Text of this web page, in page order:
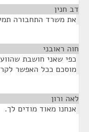
דב חנין
את משרד התחבורה
חוה ראובני
כפי שאני חושבת
מוסכם ככל האפשר
לאה ורון
אנחנו מאוד מודים לך.